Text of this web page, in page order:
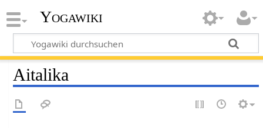
Yogawiki
Aitalika